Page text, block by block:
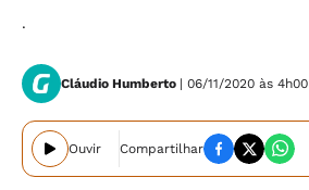
.
Cláudio Humberto | 06/11/2020 às 4h00
Ouvir Compartilhar